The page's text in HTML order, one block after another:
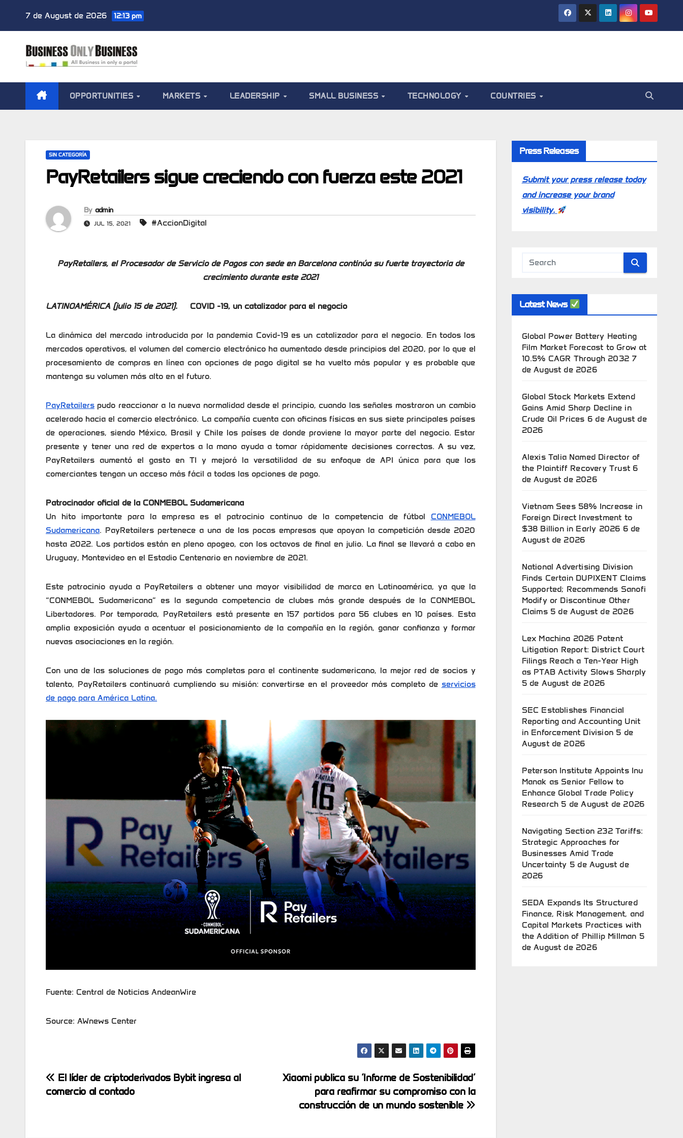
7 de August de 2026 12:13 pm
OPPORTUNITIES MARKETS LEADERSHIP SMALL BUSINESS TECHNOLOGY COUNTRIES
SIN CATEGORÍA
PayRetailers sigue creciendo con fuerza este 2021
By admin
JUL 15, 2021 #AccionDigital
PayRetailers, el Procesador de Servicio de Pagos con sede en Barcelona continúa su fuerte trayectoria de
crecimiento durante este 2021
LATINOAMÉRICA (julio 15 de 2021). COVID -19, un catalizador para el negocio
La dinámica del mercado introducida por la pandemia Covid-19 es un catalizador para el negocio. En todos los
mercados operativos, el volumen del comercio electrónico ha aumentado desde principios del 2020, por lo que el
procesamiento de compras en línea con opciones de pago digital se ha vuelto más popular y es probable que
mantenga su volumen más alto en el futuro.
PayRetailers pudo reaccionar a la nueva normalidad desde el principio, cuando las señales mostraron un cambio
acelerado hacia el comercio electrónico. La compañía cuenta con oficinas físicas en sus siete principales países
de operaciones, siendo México, Brasil y Chile los países de donde proviene la mayor parte del negocio. Estar
presente y tener una red de expertos a la mano ayuda a tomar rápidamente decisiones correctas. A su vez,
PayRetailers aumentó el gasto en TI y mejoró la versatilidad de su enfoque de API única para que los
comerciantes tengan un acceso más fácil a todas las opciones de pago.
Patrocinador oficial de la CONMEBOL Sudamericana
Un hito importante para la empresa es el patrocinio continuo de la competencia de fútbol CONMEBOL
Sudamericana. PayRetailers pertenece a una de las pocas empresas que apoyan la competición desde 2020
hasta 2022. Los partidos están en pleno apogeo, con los octavos de final en julio. La final se llevará a cabo en
Uruguay, Montevideo en el Estadio Centenario en noviembre de 2021.
Este patrocinio ayuda a PayRetailers a obtener una mayor visibilidad de marca en Latinoamérica, ya que la
“CONMEBOL Sudamericana” es la segunda competencia de clubes más grande después de la CONMEBOL
Libertadores. Por temporada, PayRetailers está presente en 157 partidos para 56 clubes en 10 países. Esta
amplia exposición ayuda a acentuar el posicionamiento de la compañía en la región, ganar confianza y formar
nuevas asociaciones en la región.
Con una de las soluciones de pago más completas para el continente sudamericano, la mejor red de socios y
talento, PayRetailers continuará cumpliendo su misión: convertirse en el proveedor más completo de servicios
de pago para América Latina.
Fuente: Central de Noticias AndeanWire
Source: AWnews Center
Post
Xiaomi publica su ‘Informe de Sostenibilidad’
para reafirmar su compromiso con la
construcción de un mundo sostenible
El líder de criptoderivados Bybit ingresa al
comercio al contado
Press Releases
Submit your press release today
and increase your brand
visibility.
Latest News
Global Power Battery Heating
Film Market Forecast to Grow at
10.5% CAGR Through 2032 7
de August de 2026
Global Stock Markets Extend
Gains Amid Sharp Decline in
Crude Oil Prices 6 de August de
2026
Alexis Talia Named Director of
the Plaintiff Recovery Trust 6
de August de 2026
Vietnam Sees 58% Increase in
Foreign Direct Investment to
$38 Billion in Early 2026 6 de
August de 2026
National Advertising Division
Finds Certain DUPIXENT Claims
Supported; Recommends Sanofi
Modify or Discontinue Other
Claims 5 de August de 2026
Lex Machina 2026 Patent
Litigation Report: District Court
Filings Reach a Ten-Year High
as PTAB Activity Slows Sharply
5 de August de 2026
SEC Establishes Financial
Reporting and Accounting Unit
in Enforcement Division 5 de
August de 2026
Peterson Institute Appoints Inu
Manak as Senior Fellow to
Enhance Global Trade Policy
Research 5 de August de 2026
Navigating Section 232 Tariffs:
Strategic Approaches for
Businesses Amid Trade
Uncertainty 5 de August de
2026
SEDA Expands Its Structured
Finance, Risk Management, and
Capital Markets Practices with
the Addition of Phillip Millman 5
de August de 2026